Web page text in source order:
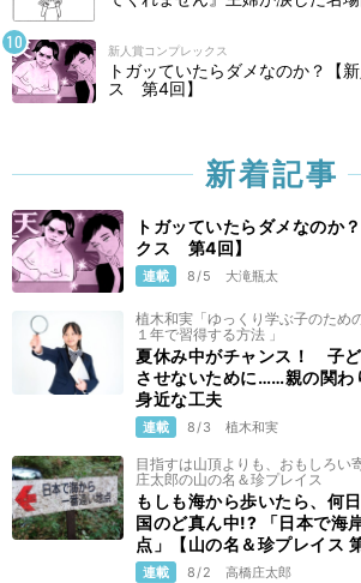
新人賞コンプレックス
トガッていたらダメなのか？【
ス 第4回】
新着記事
トガッていたらダメなのか
クス 第4回】
連載 8/5 大滝瓶太
植木和実「ゆっくり学ぶ子のため
１年で習得する方法 」
夏休み中がチャンス！ 子
させないために……親の関わ
身近な工夫
連載 8/3 植木和実
目指すは山頂よりも、おもしろ
庄太郎の山の名＆珍プレイス
もしも海から歩いたら、何
国のど真ん中!? 「日本で海
点」【山の名＆珍プレイス
連載 8/2 高橋庄太郎